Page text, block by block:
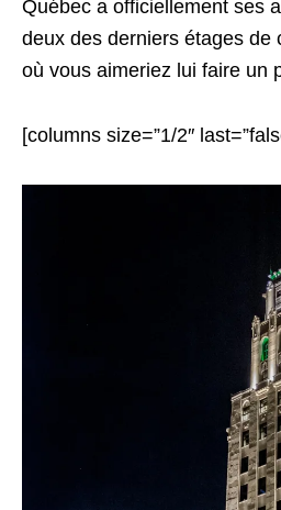
Québec a officiellement ses
deux des derniers étages
où vous aimeriez lui faire un
[columns size=”1/2″